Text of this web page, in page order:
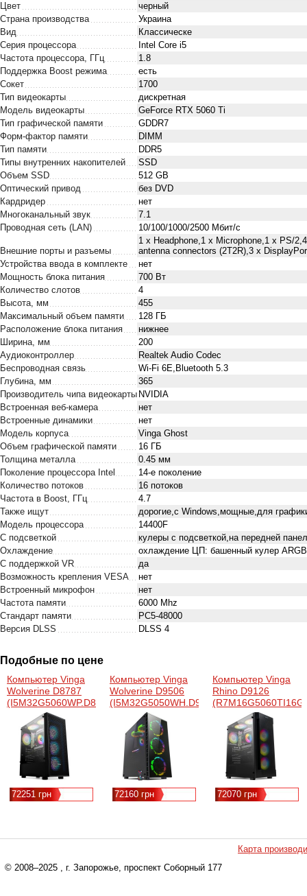
Цвет
черный
Страна производства
Украина
Вид
Классическе
Серия процессора
Intel Core i5
Частота процессора, ГГц
1.8
Поддержка Boost режима
есть
Сокет
1700
Тип видеокарты
дискретная
Модель видеокарты
GeForce RTX 5060 Ti
Тип графической памяти
GDDR7
Форм-фактор памяти
DIMM
Тип памяти
DDR5
Типы внутренних накопителей
SSD
Объем SSD
512 GB
Оптический привод
без DVD
Кардридер
нет
Многоканальный звук
7.1
Проводная сеть (LAN)
10/100/1000/2500 Мбит/с
Внешние порты и разъемы
1 x Нeadphone,1 х Microphone,1 x PS/
antenna connectors (2T2R),3 x
Устройства ввода в комплекте
нет
Мощность блока питания
700 Вт
Количество слотов
4
Высота, мм
455
Максимальный объем памяти
128 ГБ
Расположение блока питания
нижнее
Ширина, мм
200
Аудиоконтроллер
Realtek Audio Codec
Беспроводная связь
Wi-Fi 6E,Bluetooth 5.3
Глубина, мм
365
Производитель чипа видеокарты NVIDIA
Встроенная веб-камера
нет
Встроенные динамики
нет
Модель корпуса
Vinga Ghost
Объем графической памяти
16 ГБ
Толщина металла
0.45 мм
Поколение процессора Intel
14-е поколение
Количество потоков
16 потоков
Частота в Boost, ГГц
4.7
Также ищут
дорогие,с Windows,мощные,для
Модель процессора
14400F
С подсветкой
кулеры с подсветкой,на передней
Охлаждение
охлаждение ЦП: башенный кулер
С поддержкой VR
да
Возможность крепления VESA
нет
Встроенный микрофон
нет
Частота памяти
6000 Mhz
Стандарт памяти
PC5-48000
Версия DLSS
DLSS 4
Подобные по цене
Компьютер Vinga
Wolverine D8787
(I5M32G5060WP.D8787)
72251 грн
Компьютер Vinga
Wolverine D9506
(I5M32G5050WH.D9506)
72160 грн
Компьютер Vinga
Rhino D9126
72070 грн
Карта
© 2008–2025 , г. Запорожье, проспект Соборный 177